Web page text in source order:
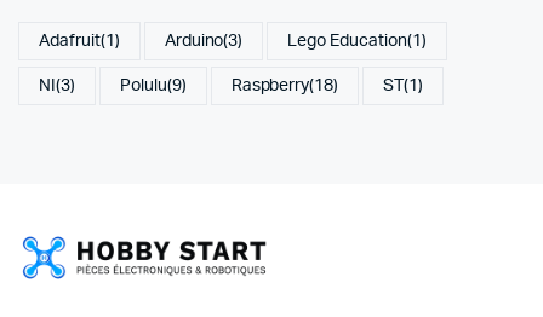
Adafruit(1) Arduino(3) Lego Education(1)
NI (3) Polulu(9) Raspberry(18) ST(1)